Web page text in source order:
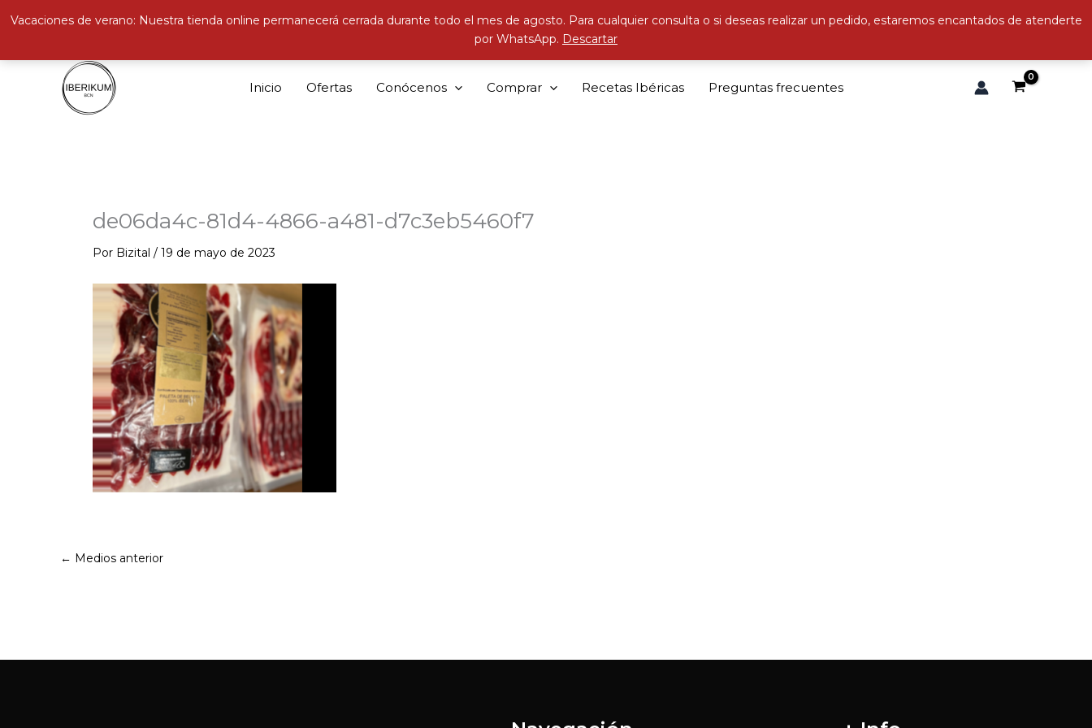
Vacaciones de verano: Nuestra tienda online permanecerá cerrada durante todo el mes de agosto. Para cualquier consulta o si deseas realizar un pedido, estaremos encantados de atenderte
por WhatsApp. Descartar
Inicio Ofertas Conócenos Comprar Recetas Ibéricas Preguntas frecuentes
de06da4c-81d4-4866-a481-d7c3eb5460f7
Por Bizital / 19 de mayo de 2023
← Medios anterior